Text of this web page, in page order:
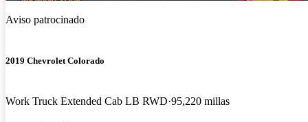
Aviso patrocinado
2019 Chevrolet Colorado
Work Truck Extended Cab LB RWD 95,220 millas